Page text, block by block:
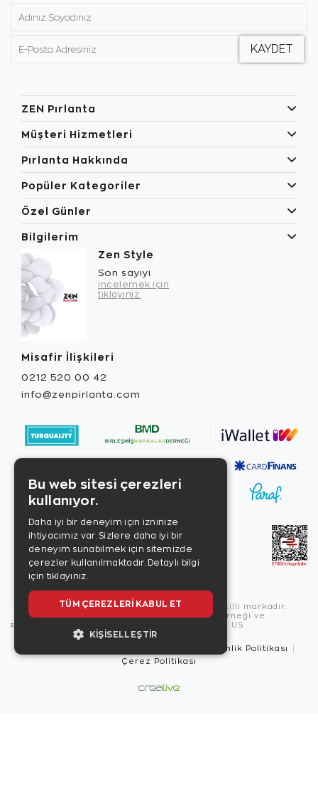
ZEN Pırlanta
Müşteri Hizmetleri
Pırlanta Hakkında
Popüler Kategoriler
Özel Günler
Bilgilerim
Zen Style
Son sayıyı
incelemek için
tıklayınız.
Misafir İlişkileri
0212 520 00 42
info@zenpirlanta.com
Copyright © 2026, Zen Diamond tescilli markadır.
Zen Diamond Birleşmiş Markalar Derneği ve
Turquality Destek Programı üyesidir. US
Güvenlik Politikası
Çerez Politikası
Bu web sitesi çerezleri
kullanıyor.
Daha iyi bir deneyim için izninize
ihtiyacımız var. Sizlere daha iyi bir
deneyim sunabilmek için sitemizde
çerezler kullanılmaktadır. Detaylı bilgi
için tıklayınız.
TÜM ÇEREZLERI KABUL ET
KIŞISELLEŞTIR